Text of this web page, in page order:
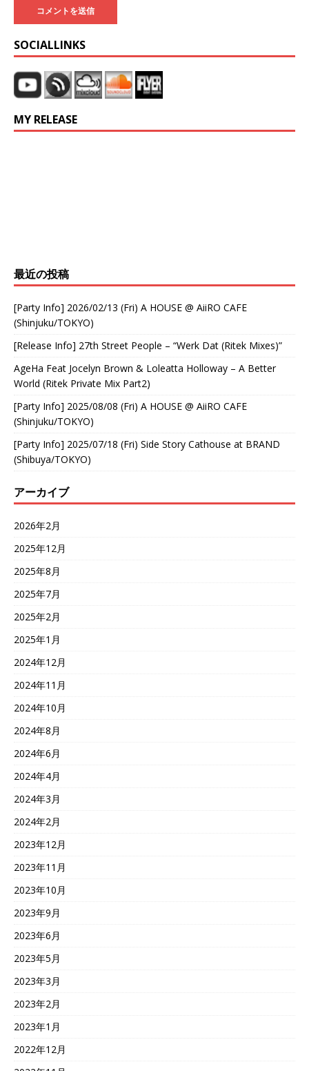
SOCIALLINKS
MY RELEASE
最近の投稿
[Party Info] 2026/02/13 (Fri) A HOUSE @ AiiRO CAFE
(Shinjuku/TOKYO)
[Release Info] 27th Street People – “Werk Dat (Ritek Mixes)”
AgeHa Feat Jocelyn Brown & Loleatta Holloway – A Better
World (Ritek Private Mix Part2)
[Party Info] 2025/08/08 (Fri) A HOUSE @ AiiRO CAFE
(Shinjuku/TOKYO)
[Party Info] 2025/07/18 (Fri) Side Story Cathouse at BRAND
(Shibuya/TOKYO)
アーカイブ
2026年2月
2025年12月
2025年8月
2025年7月
2025年2月
2025年1月
2024年12月
2024年11月
2024年10月
2024年8月
2024年6月
2024年4月
2024年3月
2024年2月
2023年12月
2023年11月
2023年10月
2023年9月
2023年6月
2023年5月
2023年3月
2023年2月
2023年1月
2022年12月